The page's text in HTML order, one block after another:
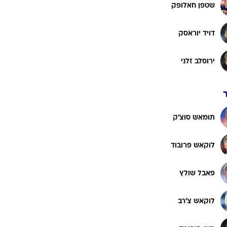
רוגבי וקריקט
ביליארד
שטפן חאלופק
דויד יוראסק
ירוסלב זלני
תומאש סוצ'ק
לוקאש פרובוד
פאבל שולץ
לוקאש צ'רב